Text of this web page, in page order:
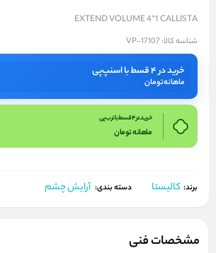
EXTEND VOLUME 4*1 CALLISTA
شناسه کالا: VP-17107
خرید در ۴ قسط با اسنپ‌پی
ماهانهتومان
خرید در 4 قسط با ترب پی
ماهانهتومان
برند: کالیستا دسته بندی: آرایش چشم
مشخصات فنی